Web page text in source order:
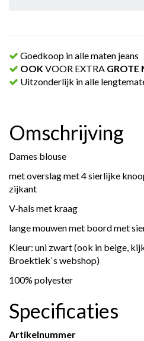
Goedkoop in alle maten jeans
OOKVOOR EXTRA GROTE
Uitzonderlijk in alle
Omschrijving
Dames blouse
met overslag met 4 sierlijke
zijkant
V-hals met kraag
lange mouwen met boord met
Kleur: uni zwart (ook in beige,
Broektiek`s webshop)
100% polyester
Specificaties
Artikelnummer